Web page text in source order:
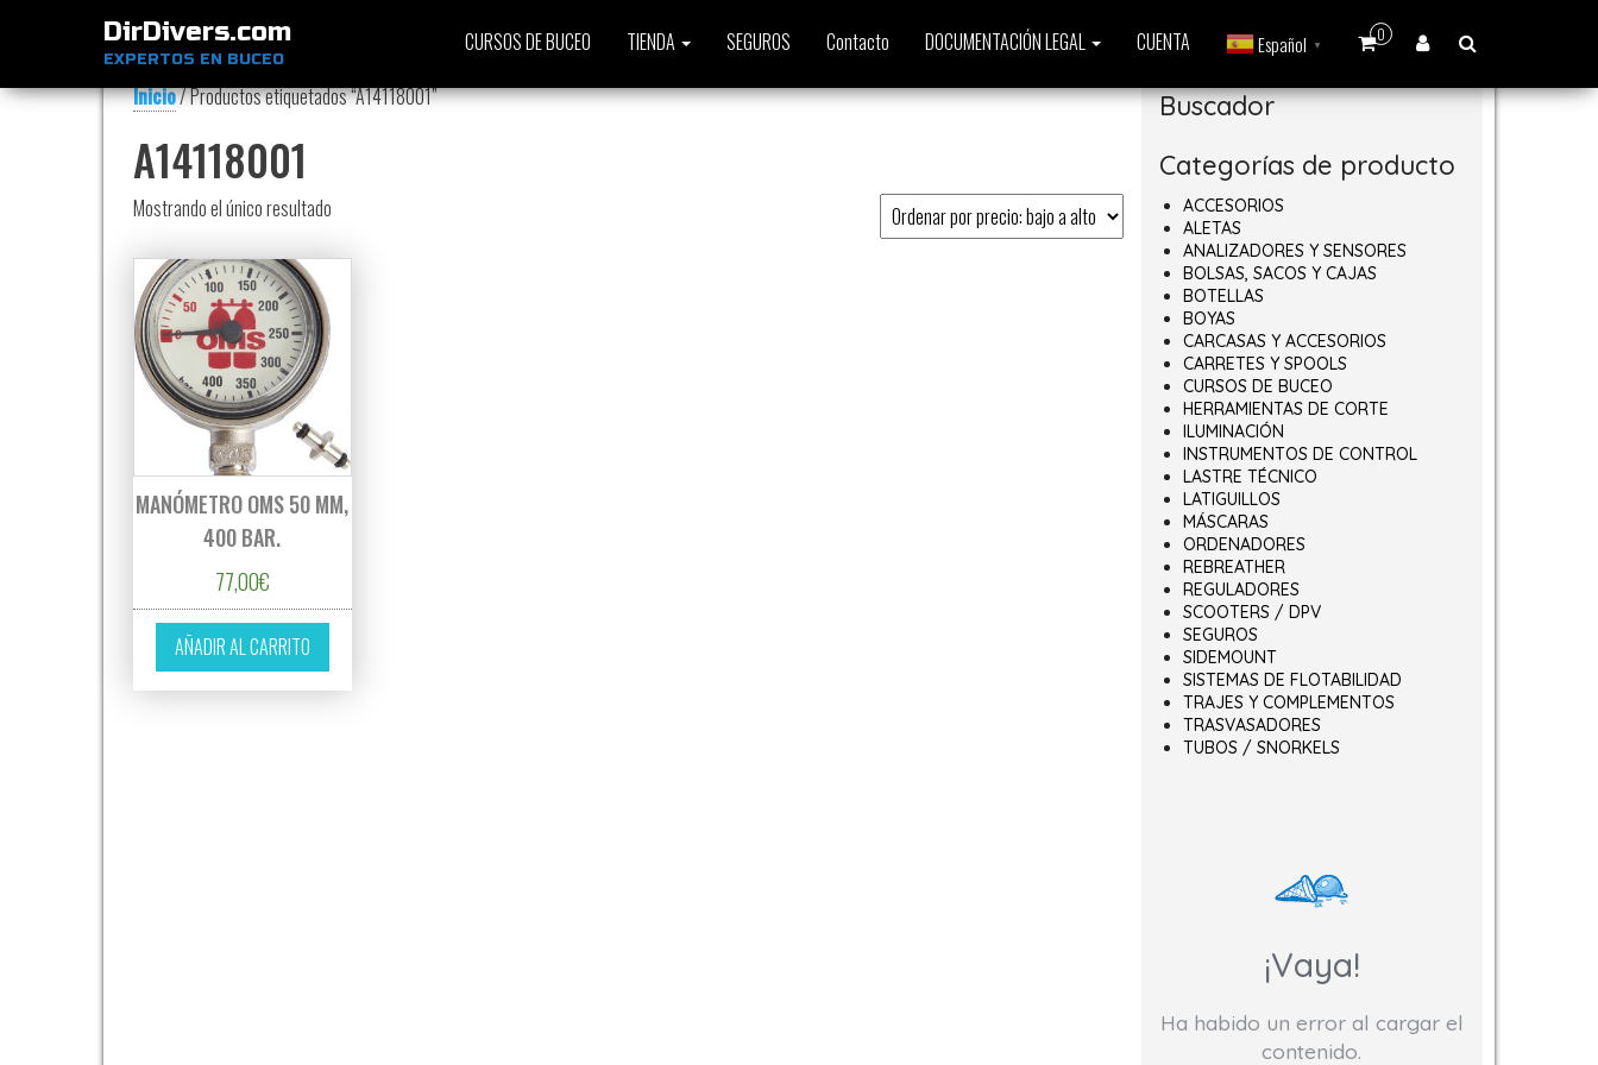
DirDivers.com
EXPERTOS EN BUCEO
0
CURSOS DE BUCEO TIENDA SEGUROS Contacto DOCUMENTACIÓN LEGAL CUENTA Español ▼
Inicio/ Productos etiquetados “A14118001”
A14118001
Mostrando el único resultado
MANÓMETRO OMS 50 MM,
400 BAR.
77,00€
AÑADIR AL CARRITO
Buscador
Categorías de producto
ACCESORIOS
ALETAS
ANALIZADORES Y SENSORES
BOLSAS, SACOS Y CAJAS
BOTELLAS
BOYAS
CARCASAS Y ACCESORIOS
CARRETES Y SPOOLS
CURSOS DE BUCEO
HERRAMIENTAS DE CORTE
ILUMINACIÓN
INSTRUMENTOS DE CONTROL
LASTRE TÉCNICO
LATIGUILLOS
MÁSCARAS
ORDENADORES
REBREATHER
REGULADORES
SCOOTERS / DPV
SEGUROS
SIDEMOUNT
SISTEMAS DE FLOTABILIDAD
TRAJES Y COMPLEMENTOS
TRASVASADORES
TUBOS / SNORKELS
¡Vaya!
Ha habido un error al cargar el
contenido.